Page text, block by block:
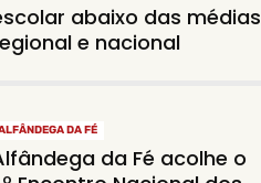
abaixo das médias
e nacional
DA FÉ
da Fé acolhe o